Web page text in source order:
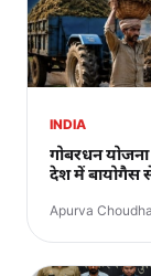
INDIA
गोबरधन
देश में बायोगैस
Apurva